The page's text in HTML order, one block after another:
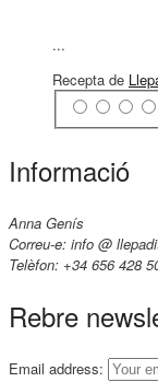
...
Recepta de
Informació
Anna Genís
Correu-e: info @
Telèfon: +34 656 428
Rebre
Email address: